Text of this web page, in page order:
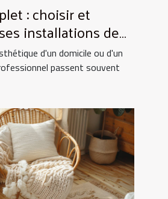
: choisir et
installations de
d'un domicile ou d'un
passent souvent